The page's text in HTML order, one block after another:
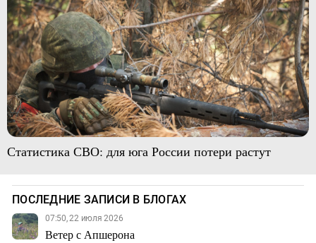
Статистика СВО: для юга России потери растут
ПОСЛЕДНИЕ ЗАПИСИ В БЛОГАХ
07:50, 22 июля 2026
Ветер с Апшерона